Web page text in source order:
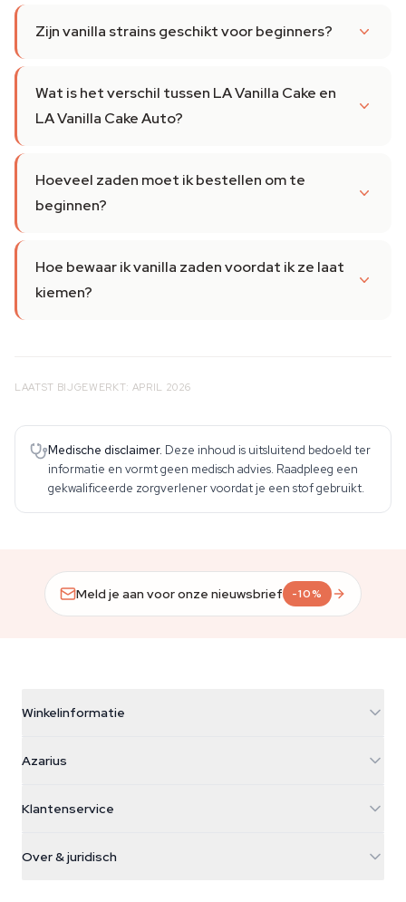
Zijn vanilla strains geschikt voor beginners?
Wat is het verschil tussen LA Vanilla Cake en
LA Vanilla Cake Auto?
Hoeveel zaden moet ik bestellen om te
beginnen?
Hoe bewaar ik vanilla zaden voordat ik ze laat
kiemen?
LAATST BIJGEWERKT: APRIL 2026
Medische disclaimer. Deze inhoud is uitsluitend bedoeld ter
informatie en vormt geen medisch advies. Raadpleeg een
gekwalificeerde zorgverlener voordat je een stof gebruikt.
Meld je aan voor onze nieuwsbrief -10%
Winkelinformatie
Galvaniweg 11
Nederland
+31(0)204897914
Azarius
Smokeshop
Klantenservice
Retourbeleid
Over & juridisch